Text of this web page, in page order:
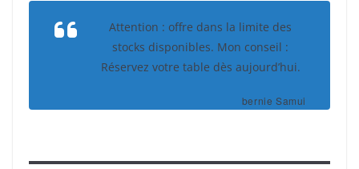
Attention : offre dans la limite des
stocks disponibles. Mon conseil :
Réservez votre table dès aujourd’hui.
bernie Samui